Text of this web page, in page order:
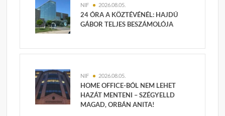
NIF 2026.08.05.
24 ÓRA A KÖZTÉVÉNÉL: HAJDÚ
GÁBOR TELJES BESZÁMOLÓJA
NIF 2026.08.05.
HOME OFFICE-BÓL NEM LEHET
HAZÁT MENTENI – SZÉGYELLD
MAGAD, ORBÁN ANITA!